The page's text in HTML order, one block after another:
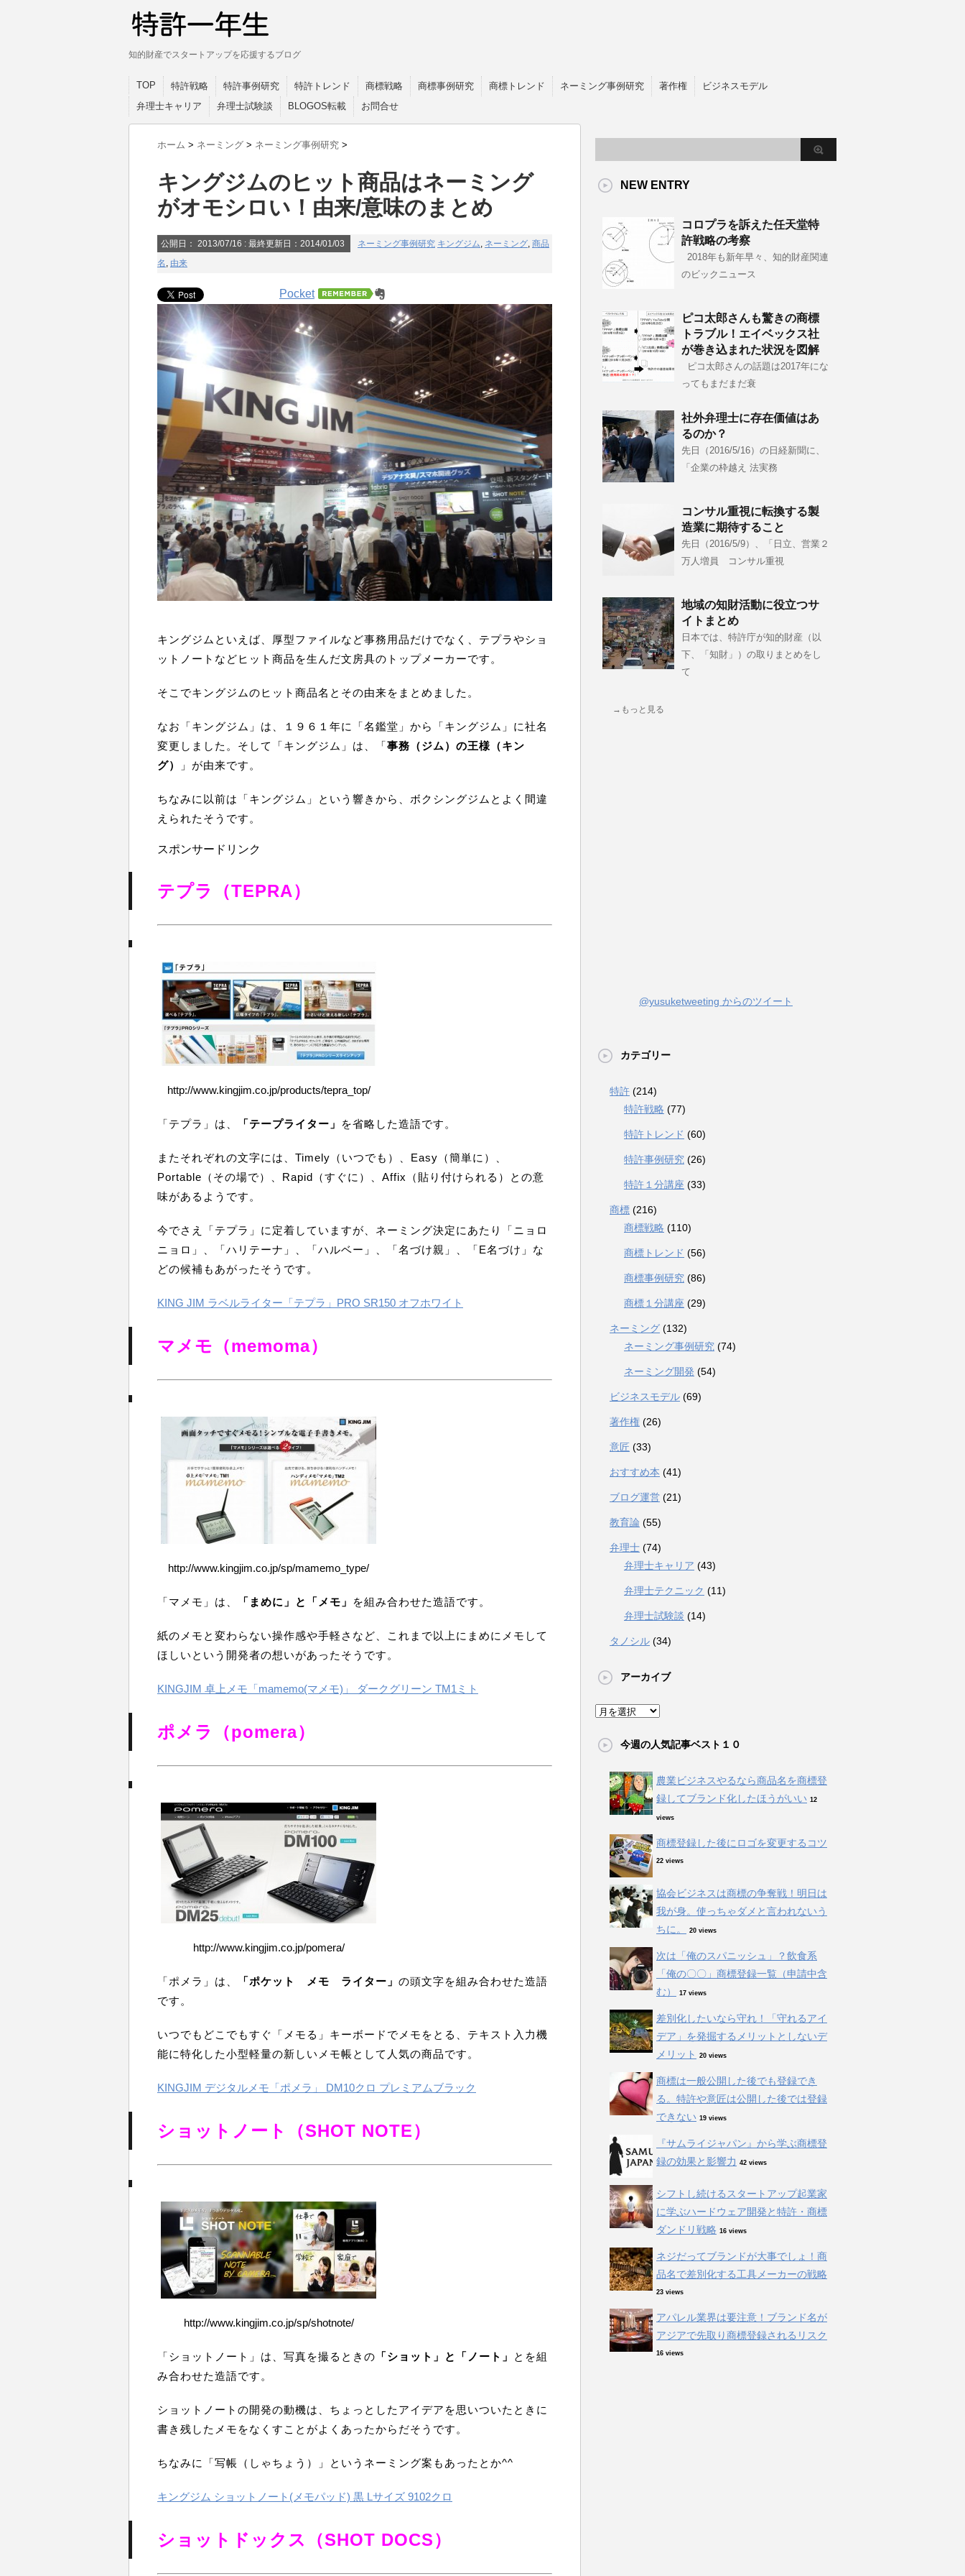
知的財産でスタートアップを応援するブログ
TOP 特許戦略 特許事例研究 特許トレンド 商標戦略 商標事例研究 商標トレンド ネーミング事例研究 著作権
ビジネスモデル
弁理士キャリア
弁理士試験談 BLOGOS転載 お問合せ
ホーム > ネーミング > ネーミング事例研究 >
キングジムのヒット商品はネーミング
がオモシロい！由来/意味のまとめ
公開日： 2013/07/16 : 最終更新日：2014/01/03 ネーミング事例研究 キングジム, ネーミング, 商品
名 , 由来
Pocket
キングジムといえば、厚型ファイルなど事務用品だけでなく、テプラやショ
ットノートなどヒット商品を生んだ文房具のトップメーカーです。
そこでキングジムのヒット商品名とその由来をまとめました。
なお「キングジム」は、１９６１年に「名鑑堂」から「キングジム」に社名
変更しました。そして「キングジム」は、「事務（ジム）の王様（キン
グ）
」が由来です。
ちなみに以前は「キングジム」という響きから、ボクシングジムとよく間違
えられたそうです。
スポンサードリンク
テプラ（TEPRA）
http://www.kingjim.co.jp/products/tepra_top/
「テプラ」は、 「テープライター」 を省略した造語です。
またそれぞれの文字には、Timely（いつでも）、Easy（簡単に）、
Portable（その場で）、Rapid（すぐに）、Affix（貼り付けられる）との意
味があるようです。
今でさえ「テプラ」に定着していますが、ネーミング決定にあたり「ニョロ
ニョロ」、「ハリテーナ」、「ハルベー」、「名づけ親」、「E名づけ」な
どの候補もあがったそうです。
KING JIM ラベルライター「テプラ」PRO SR150 オフホワイト
マメモ（memoma）
http://www.kingjim.co.jp/sp/mamemo_type/
「マメモ」は、 「まめに」と「メモ」 を組み合わせた造語です。
紙のメモと変わらない操作感や手軽さなど、これまで以上にまめにメモして
ほしいという開発者の想いがあったそうです。
KINGJIM 卓上メモ「mamemo(マメモ)」 ダークグリーン TM1ミト
ポメラ（pomera）
http://www.kingjim.co.jp/pomera/
「ポメラ」は、 「ポケット メモ ライター」 の頭文字を組み合わせた造語
です。
いつでもどこでもすぐ「メモる」キーボードでメモをとる、テキスト入力機
能に特化した小型軽量の新しいメモ帳として人気の商品です。
KINGJIM デジタルメモ「ポメラ」 DM10クロ プレミアムブラック
ショットノート（SHOT NOTE）
http://www.kingjim.co.jp/sp/shotnote/
「ショットノート」は、写真を撮るときの 「ショット」と「ノート」
とを組
み合わせた造語です。
ショットノートの開発の動機は、ちょっとしたアイデアを思いついたときに
書き残したメモをなくすことがよくあったからだそうです。
ちなみに「写帳（しゃちょう）」というネーミング案もあったとか^^
キングジム ショットノート(メモパッド) 黒 Lサイズ 9102クロ
ショットドックス（SHOT DOCS）
NEW ENTRY
コロプラを訴えた任天堂特
許戦略の考察
2018年も新年早々、知的財産関連
のビックニュース
ピコ太郎さんも驚きの商標
トラブル！エイベックス社
が巻き込まれた状況を図解
ピコ太郎さんの話題は2017年にな
ってもまだまだ衰
社外弁理士に存在価値はあ
るのか？
先日（2016/5/16）の日経新聞に、
「企業の枠越え 法実務
コンサル重視に転換する製
造業に期待すること
先日（2016/5/9）、「日立、営業２
万人増員 コンサル重視
地域の知財活動に役立つサ
イトまとめ
日本では、特許庁が知的財産（以
下、「知財」）の取りまとめをし
て
→もっと見る
@yusuketweeting からのツイート
カテゴリー
特許 (214)
特許戦略 (77)
特許トレンド (60)
特許事例研究 (26)
特許１分講座 (33)
商標 (216)
商標戦略 (110)
商標トレンド (56)
商標事例研究 (86)
商標１分講座 (29)
ネーミング (132)
ネーミング事例研究 (74)
ネーミング開発 (54)
ビジネスモデル (69)
著作権 (26)
意匠 (33)
おすすめ本 (41)
ブログ運営 (21)
教育論 (55)
弁理士 (74)
弁理士キャリア (43)
弁理士テクニック (11)
弁理士試験談 (14)
タノシル (34)
アーカイブ
今週の人気記事ベスト１０
農業ビジネスやるなら商品名を商標登
録してブランド化したほうがいい 12
views
商標登録した後にロゴを変更するコツ
22 views
協会ビジネスは商標の争奪戦！明日は
我が身。使っちゃダメと言われないう
ちに。
20 views
次は「俺のスパニッシュ」？飲食系
「俺の〇〇」商標登録一覧（申請中含
む）
17 views
差別化したいなら守れ！「守れるアイ
デア」を発掘するメリットとしないデ
メリット
20 views
商標は一般公開した後でも登録でき
る。特許や意匠は公開した後では登録
できない 19 views
『サムライジャパン』から学ぶ商標登
録の効果と影響力 42 views
シフトし続けるスタートアップ起業家
に学ぶハードウェア開発と特許・商標
ダンドリ戦略 16 views
ネジだってブランドが大事でしょ！商
品名で差別化する工具メーカーの戦略
23 views
アパレル業界は要注意！ブランド名が
アジアで先取り商標登録されるリスク
16 views